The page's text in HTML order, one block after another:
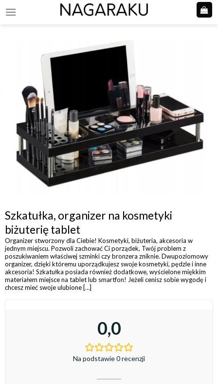
to
Szkatułka, organizer na kosmetyki
biżuterię tablet
Organizer stworzony dla Ciebie! Kosmetyki, biżuteria, akcesoria w
jednym miejscu. Pozwoli zachować Ci porządek, Twój problem z
poszukiwaniem właściwej szminki czy bronzera zniknie. Dwupoziomowy
organizer, dzięki któremu uporządkujesz swoje kosmetyki, pędzle i inne
akcesoria! Szkatułka posiada również dodatkowe, wyścielone miękkim
materiałem miejsce na tablet lub smartfon! Jeżeli cenisz sobie wygodę i
chcesz mieć swoje ulubione […]
0,0
Na podstawie 0 recenzji